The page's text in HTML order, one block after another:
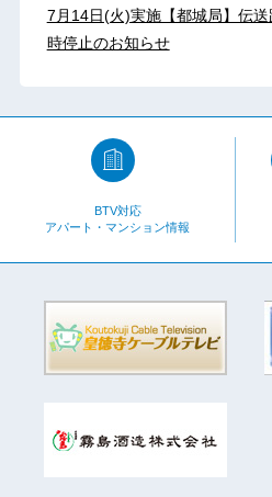
7月14日(火)実施【都城局】伝
時停止のお知らせ
BTV対応
アパート・マンション情報